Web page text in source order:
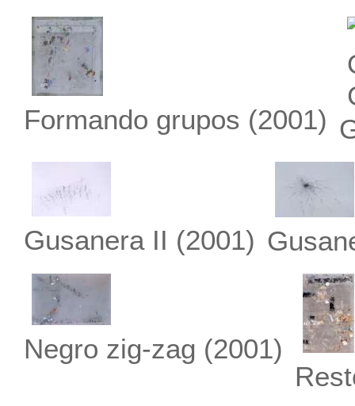
Formando grupos (2001)
Gusanera II (2001)
Negro zig-zag (2001)